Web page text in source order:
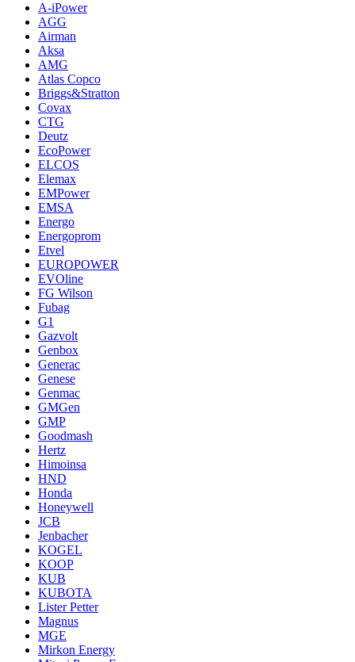
A-iPower
AGG
Airman
Aksa
AMG
Atlas Copco
Briggs&Stratton
Covax
CTG
Deutz
EcoPower
ELCOS
Elemax
EMPower
EMSA
Energo
Energoprom
Etvel
EUROPOWER
EVOline
FG Wilson
Fubag
G1
Gazvolt
Genbox
Generac
Genese
Genmac
GMGen
GMP
Goodmash
Hertz
Himoinsa
HND
Honda
Honeywell
JCB
Jenbacher
KOGEL
KOOP
KUB
KUBOTA
Lister Petter
Magnus
MGE
Mirkon Energy